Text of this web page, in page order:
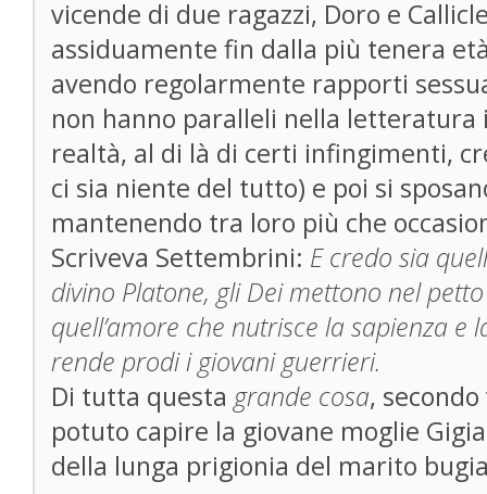
vicende di due ragazzi, Doro e
assiduamente fin dalla più tenera
avendo regolarmente rapporti
non hanno paralleli nella letteratura
realtà, al di là di certi infingimenti,
ci sia niente del tutto) e poi si
mantenendo tra loro più che
Scriveva Settembrini: E credo sia
divino Platone, gli Dei mettono nel
quell’amore che nutrisce la sapienza e
rende prodi i giovani guerrieri.
Di tutta questa grande cosa,
potuto capire la giovane moglie
della lunga prigionia del marito